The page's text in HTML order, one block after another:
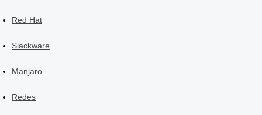
Red Hat
Slackware
Manjaro
Redes